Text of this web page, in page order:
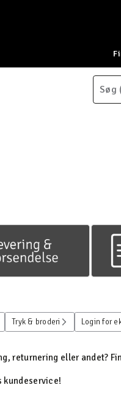
Tryk & broderi Login for
returnering eller andet?
kundeservice!